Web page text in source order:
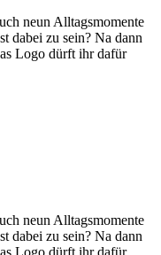
neun Alltagsmomente
dabei zu sein? Na dann
Logo dürft ihr dafür
neun Alltagsmomente
dabei zu sein? Na dann